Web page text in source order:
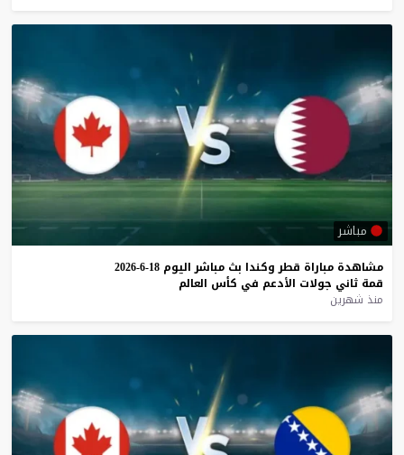
مباشر
مشاهدة مباراة قطر وكندا بث مباشر اليوم 18-6-2026
قمة ثاني جولات الأدعم في كأس العالم
منذ شهرين